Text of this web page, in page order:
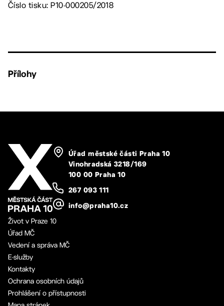
Číslo tisku: P10-000205/2018
Přílohy
Úřad městské části Praha 10
Vinohradská 3218/169
100 00 Praha 10
267 093 111
info@praha10.cz
Život v Praze 10
Úřad MČ
Vedení a správa MČ
E-služby
Kontakty
Ochrana osobních údajů
Prohlášení o přístupnosti